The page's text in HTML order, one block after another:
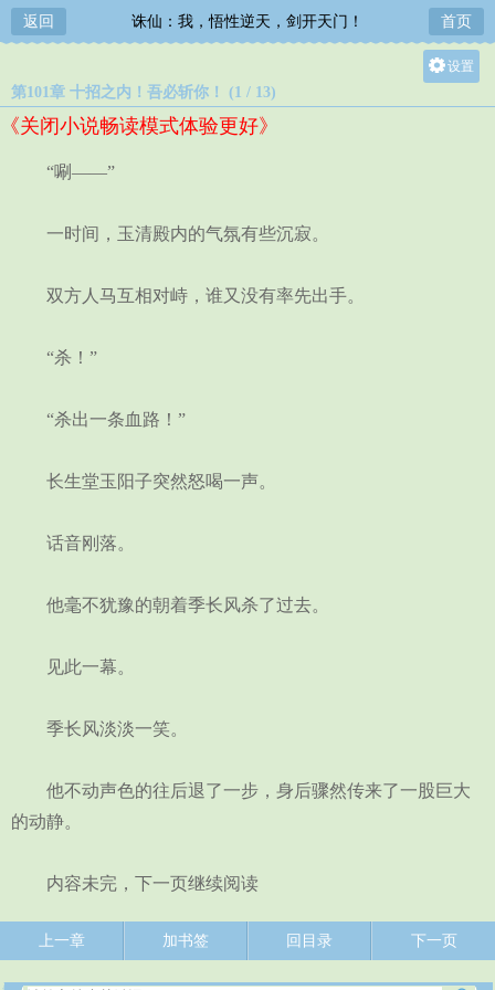
返回 诛仙：我，悟性逆天，剑开天门！ 首页
设置
第101章 十招之内！吾必斩你！ (1 / 13)
《关闭小说畅读模式体验更好》
“唰——”
一时间，玉清殿内的气氛有些沉寂。
双方人马互相对峙，谁又没有率先出手。
“杀！”
“杀出一条血路！”
长生堂玉阳子突然怒喝一声。
话音刚落。
他毫不犹豫的朝着季长风杀了过去。
见此一幕。
季长风淡淡一笑。
他不动声色的往后退了一步，身后骤然传来了一股巨大
的动静。
内容未完，下一页继续阅读
上一章 加书签 回目录 下一页